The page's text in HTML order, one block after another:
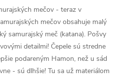
mečov - teraz v
mečov obsahuje malý
samurajský meč (katana). Pošvy
detailmi! Čepele sú stredne
podareným Hamon, než u sád
- sú dlhšie! Tu sa už materiálom